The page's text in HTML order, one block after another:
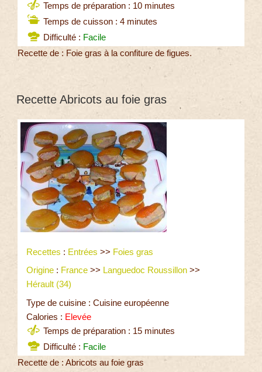
Temps de préparation : 10 minutes
Temps de cuisson : 4 minutes
Difficulté : Facile
Recette de : Foie gras à la confiture de figues.
Recette Abricots au foie gras
Recettes : Entrées >> Foies gras
Origine : France >> Languedoc Roussillon >>
Hérault (34)
Type de cuisine : Cuisine européenne
Calories : Elevée
Temps de préparation : 15 minutes
Difficulté : Facile
Recette de : Abricots au foie gras